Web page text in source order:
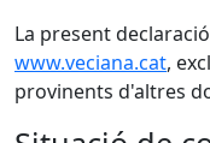
La present
www.veciana.cat,
provinents d'altres